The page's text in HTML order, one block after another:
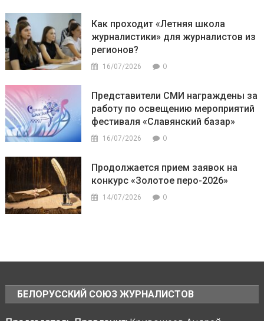
Как проходит «Летняя школа
журналистики» для журналистов из
регионов?
16/07/2026 0
Представители СМИ награждены за
работу по освещению мероприятий
фестиваля «Славянский базар»
16/07/2026 0
Продолжается прием заявок на
конкурс «Золотое перо-2026»
14/07/2026 0
БЕЛОРУССКИЙ СОЮЗ ЖУРНАЛИСТОВ